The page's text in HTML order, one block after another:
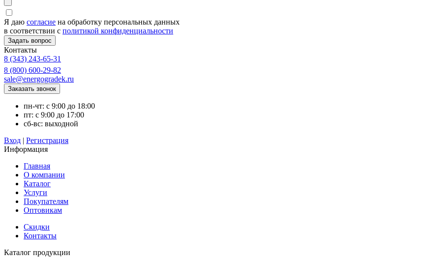
Я даю согласие на обработку персональных данных
в соответствии с политикой конфиденциальности
Контакты
8 (343) 243-65-31
8 (800) 600-29-82
sale@energogradek.ru
пн-чт: с 9:00 до 18:00
пт: с 9:00 до 17:00
сб-вс: выходной
Вход | Регистрация
Информация
Главная
О компании
Каталог
Услуги
Покупателям
Оптовикам
Скидки
Контакты
Каталог продукции